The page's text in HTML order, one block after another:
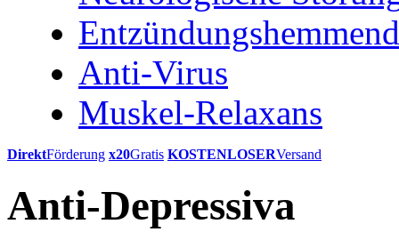
Anti-Virus
Muskel-Relaxans
DirektFörderung x20Gratis KOSTENLOSERVersand
Anti-Depressiva